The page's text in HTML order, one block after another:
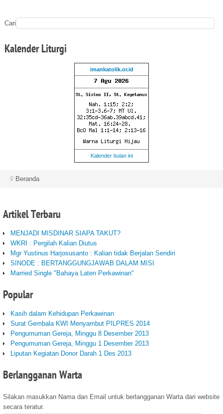
Cari
KalenderLiturgi
imankatolik.or.id
Kalender bulan ini
Beranda
ArtikelTerbaru
MENJADI MISDINAR SIAPA TAKUT?
WKRI : Pergilah Kalian Diutus
Mgr Yustinus Harjosusanto : Kalian tidak Berjalan Sendiri
SINODE : BERTANGGUNGJAWAB DALAM MISI
Married Single "Bahaya Laten Perkawinan"
Popular
Kasih dalam Kehidupan Perkawinan
Surat Gembala KWI Menyambut PILPRES 2014
Pengumuman Gereja, Minggu 8 Desember 2013
Pengumuman Gereja, Minggu 1 Desember 2013
Liputan Kegiatan Donor Darah 1 Des 2013
Berlangganan Warta
Silakan masukkan Nama dan Email untuk berlangganan Warta dari website
secara teratur.